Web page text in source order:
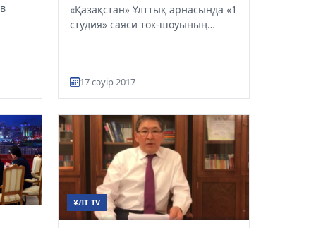
«Қазақстан» Ұлттық арнасында «1
студия» саяси ток-шоуының
17 сәуір 2017
ҰЛТ TV